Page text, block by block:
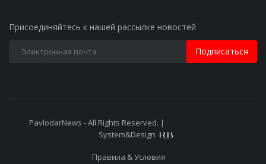
Присоединяйтесь к нашей рассылке новостей
Подписаться
PavlodarNews - All Rights Reserved. |
System&Design
Правила & Условия